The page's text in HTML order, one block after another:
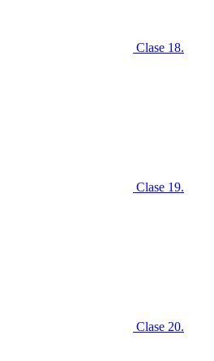
Clase 18.
Clase 19.
Clase 20.